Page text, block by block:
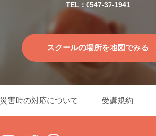
TEL：0547-37-1941
スクールの場所を地図でみる
災害時の対応について 受講規約